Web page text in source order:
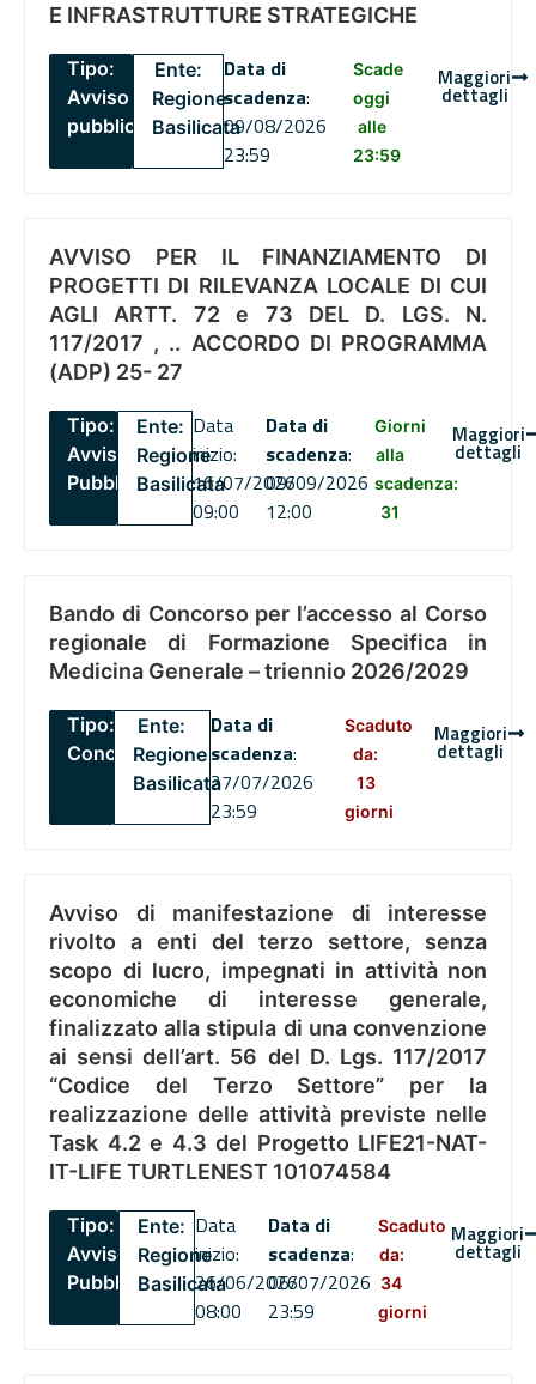
E INFRASTRUTTURE STRATEGICHE
Tipo:
Avviso
pubblico
Ente:
Regione
Basilicata
Data di
scadenza:
09/08/2026
23:59
Scade
oggi
alle
23:59
Maggiori
dettagli
AVVISO PER IL FINANZIAMENTO DI
PROGETTI DI RILEVANZA LOCALE DI CUI
AGLI ARTT. 72 e 73 DEL D. LGS. N.
117/2017 , .. ACCORDO DI PROGRAMMA
(ADP) 25- 27
Tipo:
Avviso
Pubblico
Ente:
Regione
Basilicata
Data
inizio:
16/07/2026
09:00
Data di
scadenza:
09/09/2026
12:00
Giorni
alla
scadenza:
31
Maggiori
dettagli
Bando di Concorso per l’accesso al Corso
regionale di Formazione Specifica in
Medicina Generale – triennio 2026/2029
Tipo:
Concorsi
Ente:
Regione
Basilicata
Data di
scadenza:
27/07/2026
23:59
Scaduto
da:
13
giorni
Maggiori
dettagli
Avviso di manifestazione di interesse
rivolto a enti del terzo settore, senza
scopo di lucro, impegnati in attività non
economiche di interesse generale,
finalizzato alla stipula di una convenzione
ai sensi dell’art. 56 del D. Lgs. 117/2017
“Codice del Terzo Settore” per la
realizzazione delle attività previste nelle
Task 4.2 e 4.3 del Progetto LIFE21-NAT-
IT-LIFE TURTLENEST 101074584
Tipo:
Avviso
Pubblico
Ente:
Regione
Basilicata
Data
inizio:
26/06/2026
08:00
Data di
scadenza:
06/07/2026
23:59
Scaduto
da:
34
giorni
Maggiori
dettagli